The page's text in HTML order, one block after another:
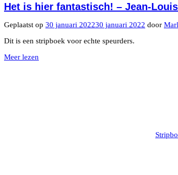
Het is hier fantastisch! – Jean-
Geplaatst op 30 januari 202230 januari 2022 door
Dit is een stripboek voor echte speurders.
Meer lezen